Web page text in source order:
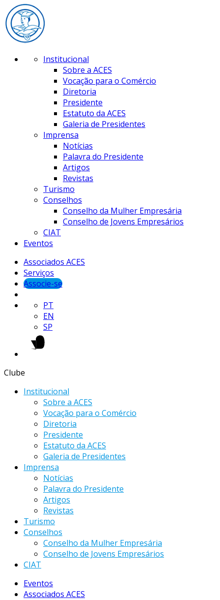
Institucional
Sobre a ACES
Vocação para o Comércio
Diretoria
Presidente
Estatuto da ACES
Galeria de Presidentes
Imprensa
Notícias
Palavra do Presidente
Artigos
Revistas
Turismo
Conselhos
Conselho da Mulher Empresária
Conselho de Jovens Empresários
CIAT
Eventos
Associados ACES
Serviços
Associe-se
PT
EN
SP
Clube
Institucional
Sobre a ACES
Vocação para o Comércio
Diretoria
Presidente
Estatuto da ACES
Galeria de Presidentes
Imprensa
Notícias
Palavra do Presidente
Artigos
Revistas
Turismo
Conselhos
Conselho da Mulher Empresária
Conselho de Jovens Empresários
CIAT
Eventos
Associados ACES